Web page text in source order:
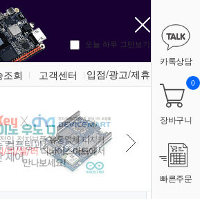
오늘 하루 그만보기
조회 고객센터 입점/광고/제휴
카톡상담
장바구니
0
빠른주문